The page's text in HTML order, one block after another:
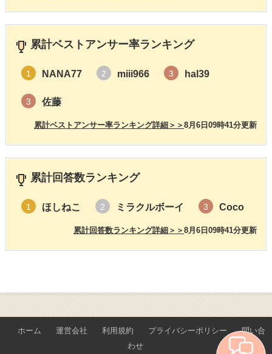
累計ベストアンサー率ランキング
1 NANA77 2 miii966 3 hal39
3 佐藤
8月6日09時41分更新
累計ベストアンサー率ランキング詳細＞＞
累計回答数ランキング
1 ほしねこ 2 ミラクルボーイ 3 Coco
8月6日09時41分更新
累計回答数ランキング詳細＞＞
ホーム 運営会社 利用規約 プライバシーポリシー
問い合
わせ